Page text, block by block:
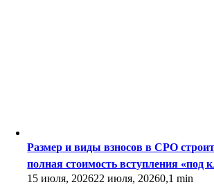
Размер и виды взносов в СРО
полная стоимость вступления «под
15 июля, 202622 июля, 20260,1 min